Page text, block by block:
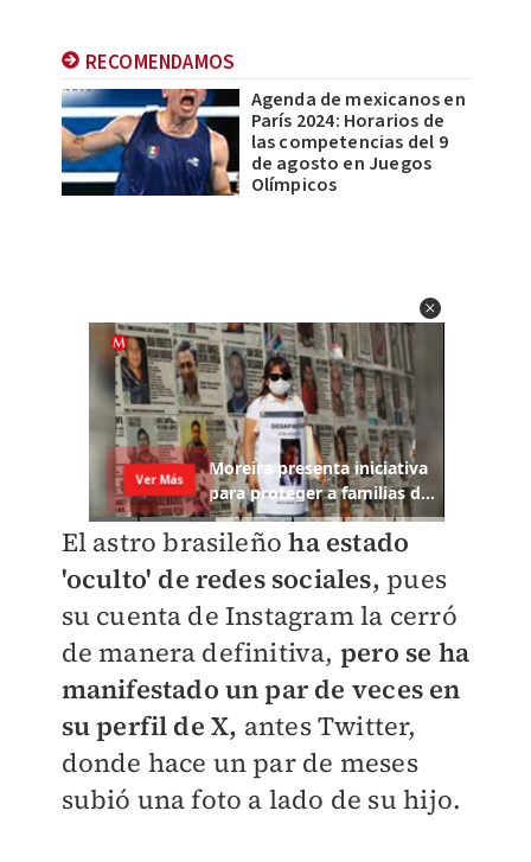
RECOMENDAMOS
Agenda de mexicanos en
París 2024: Horarios de
las competencias del 9
de agosto en Juegos
Olímpicos
El astro brasileño ha estado
'oculto' de redes sociales, pues
su cuenta de Instagram la cerró
de manera definitiva, pero se ha
manifestado un par de veces en
su perfil de X, antes Twitter,
donde hace un par de meses
subió una foto a lado de su hijo.